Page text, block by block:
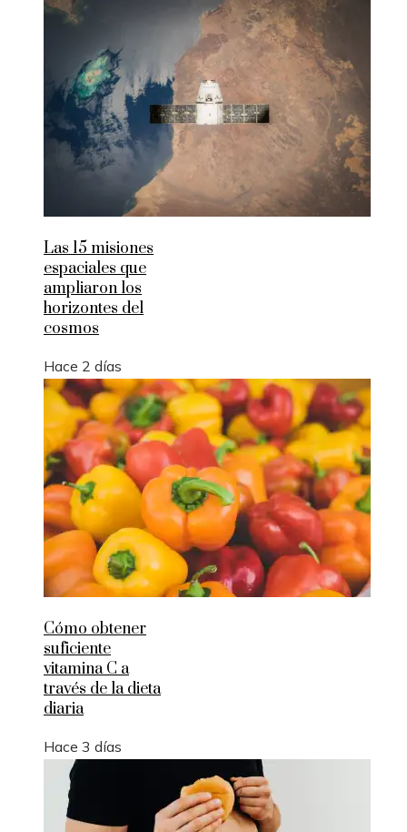
Las 15 misiones
espaciales que
ampliaron los
horizontes del
cosmos
Hace 2 días
Cómo obtener
suficiente
vitamina C a
través de la dieta
diaria
Hace 3 días